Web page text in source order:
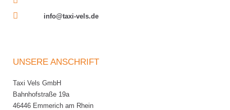
info@taxi-vels.de
UNSERE ANSCHRIFT
Taxi Vels GmbH
Bahnhofstraße 19a
46446 Emmerich am Rhein